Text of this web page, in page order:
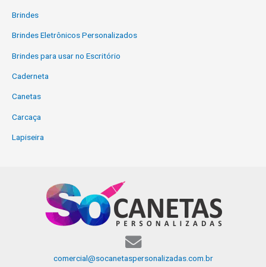
Brindes
Brindes Eletrônicos Personalizados
Brindes para usar no Escritório
Caderneta
Canetas
Carcaça
Lapiseira
comercial@socanetaspersonalizadas.com.br